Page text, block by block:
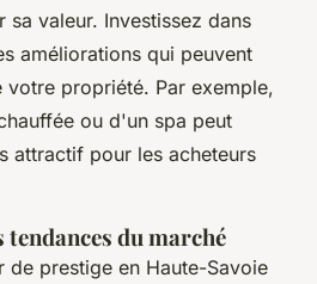
sa valeur. Investissez dans
améliorations qui peuvent
propriété. Par exemple,
ou d'un spa peut
attractif pour les acheteurs
du marché
de prestige en Haute-Savoie